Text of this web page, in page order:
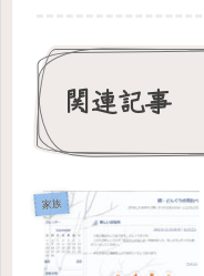
関連記事
家族